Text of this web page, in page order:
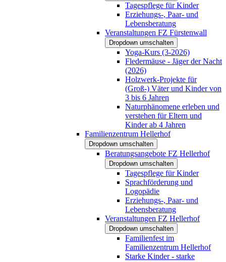
Tagespflege für Kinder
Erziehungs-, Paar- und
Lebensberatung
Veranstaltungen FZ Fürstenwall
Dropdown umschalten
Yoga-Kurs (3-2026)
Fledermäuse - Jäger der Nacht
(2026)
Holzwerk-Projekte für
(Groß-) Väter und Kinder von
3 bis 6 Jahren
Naturphänomene erleben und
verstehen für Eltern und
Kinder ab 4 Jahren
Familienzentrum Hellerhof
Dropdown umschalten
Beratungsangebote FZ Hellerhof
Dropdown umschalten
Tagespflege für Kinder
Sprachförderung und
Logopädie
Erziehungs-, Paar- und
Lebensberatung
Veranstaltungen FZ Hellerhof
Dropdown umschalten
Familienfest im
Familienzentrum Hellerhof
Starke Kinder - starke